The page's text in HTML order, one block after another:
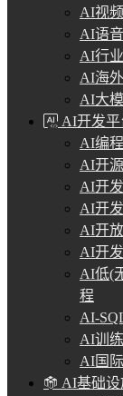
AI视
AI语
AI行
AI海
AI大
AI开发平
AI编
AI开
AI开
AI开
AI开
AI开
AI低(
程
AI-
AI训
AI国
AI基础设